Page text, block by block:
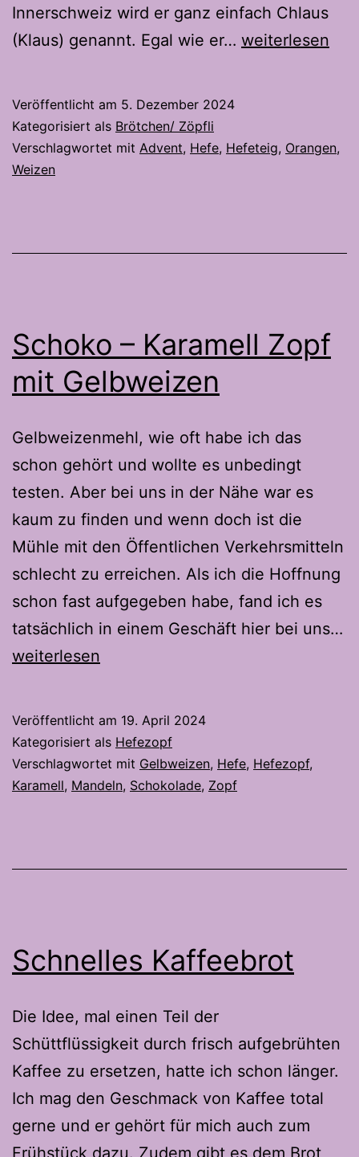
Innerschweiz wird er ganz einfach Chlaus
(Klaus) genannt. Egal wie er… Orangen
weiterlesen
Veröffentlicht am 5. Dezember 2024
Kategorisiert als Brötchen/ Zöpfli
Verschlagwortet mit Advent, Hefe, Hefeteig, Orangen,
Weizen
Schoko – Karamell Zopf
mit Gelbweizen
Gelbweizenmehl, wie oft habe ich das
schon gehört und wollte es unbedingt
testen. Aber bei uns in der Nähe war es
kaum zu finden und wenn doch ist die
Mühle mit den Öffentlichen Verkehrsmitteln
schlecht zu erreichen. Als ich die Hoffnung
schon fast aufgegeben habe, fand ich es
tatsächlich in einem Geschäft hier bei uns…
Schoko
Zopf
mit
Gelbweizen
weiterlesen
Veröffentlicht am 19. April 2024
Kategorisiert als Hefezopf
Verschlagwortet mit Gelbweizen, Hefe, Hefezopf,
Karamell, Mandeln, Schokolade, Zopf
Schnelles Kaffeebrot
Die Idee, mal einen Teil der
Schüttflüssigkeit durch frisch aufgebrühten
Kaffee zu ersetzen, hatte ich schon länger.
Ich mag den Geschmack von Kaffee total
gerne und er gehört für mich auch zum
Frühstück dazu. Zudem gibt es dem Brot